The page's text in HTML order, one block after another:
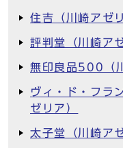
住吉（川崎アゼ
評判堂（川崎ア
無印良品500（
ヴィ・ド・フラ
ゼリア）
太子堂（川崎ア